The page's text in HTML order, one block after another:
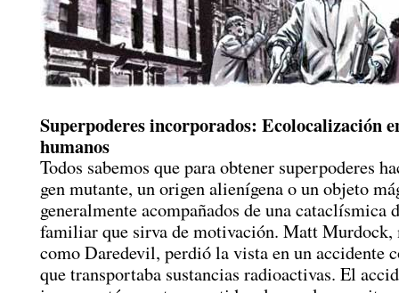
Superpoderes incorporados: Ecolocalización
humanos
Todos sabemos que para obtener superpoderes
gen mutante, un origen alienígena o un objeto
generalmente acompañados de una cataclísmica
familiar que sirva de motivación. Matt Murdock,
como Daredevil, perdió la vista en un accidente
que transportaba sustancias radioactivas. El